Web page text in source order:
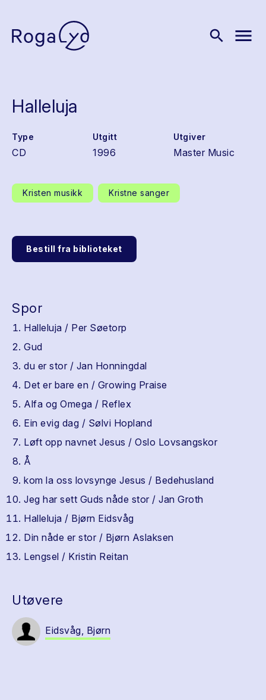
search menu
Halleluja
Type
CD
Utgitt
1996
Utgiver
Master Music
Kristen musikk Kristne sanger
Bestill fra biblioteket
Spor
Halleluja / Per Søetorp
Gud
du er stor / Jan Honningdal
Det er bare en / Growing Praise
Alfa og Omega / Reflex
Ein evig dag / Sølvi Hopland
Løft opp navnet Jesus / Oslo Lovsangskor
Å
kom la oss lovsynge Jesus / Bedehusland
Jeg har sett Guds nåde stor / Jan Groth
Halleluja / Bjørn Eidsvåg
Din nåde er stor / Bjørn Aslaksen
Lengsel / Kristin Reitan
Utøvere
Eidsvåg, Bjørn